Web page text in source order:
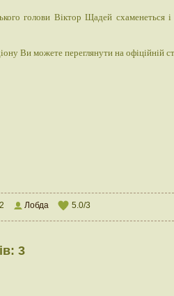
голови Віктор Щадей
Ви можете переглянути на офіційній
Лобда 5.0/3
: 3